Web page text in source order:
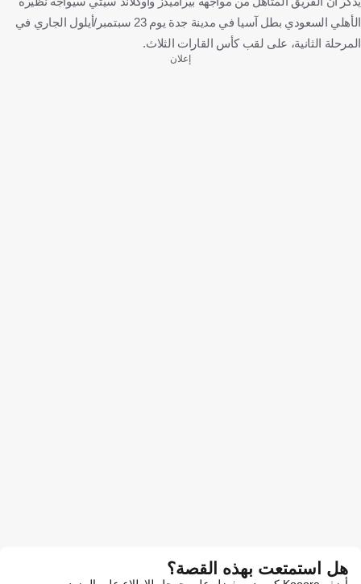
الأهلي السعودي بطل آسيا في مدينة جدة يوم 23 سبتمبر/أيلول الجاري في
المرحلة الثانية، على لقب كأس القارات الثلاث.
إعلان
هل استمتعت بهذه القصة؟